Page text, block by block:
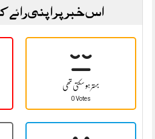
اس خبر پر اپنی رائے
بہتر ہو سکتی تھی
0 Votes